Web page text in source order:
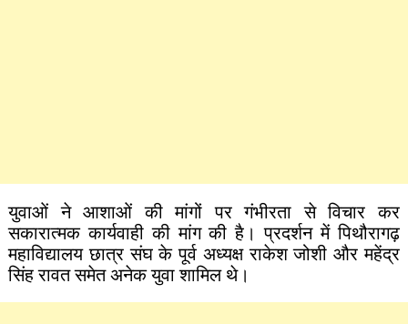
युवाओं ने आशाओं की मांगों पर गंभीरता से विचार कर
सकारात्मक कार्यवाही की मांग की है। प्रदर्शन में पिथौरागढ़
महाविद्यालय छात्र संघ के पूर्व अध्यक्ष राकेश जोशी और महेंद्र
सिंह रावत समेत अनेक युवा शामिल थे।